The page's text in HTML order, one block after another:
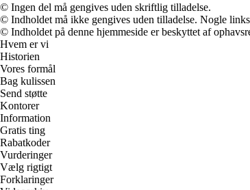
© Ingen del må gengives uden skriftlig tilladelse.
© Indholdet må ikke gengives uden tilladelse. Nogle
© Indholdet på denne hjemmeside er beskyttet af
Hvem er vi
Historien
Vores formål
Bag kulissen
Send støtte
Kontorer
Information
Gratis ting
Rabatkoder
Vurderinger
Vælg rigtigt
Forklaringer